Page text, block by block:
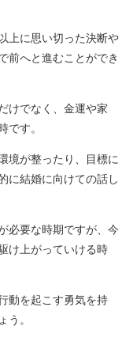
上に思い切った決断や
前へと進むことができ
けでなく、金運や家
です。
境が整ったり、目標に
に結婚に向けての話し
必要な時期ですが、今
け上がっていける時
動を起こす勇気を持
う。